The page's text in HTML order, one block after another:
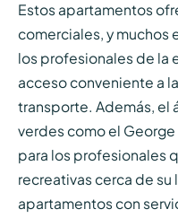
Estos apartamentos
comerciales, y muchos
los profesionales de la
acceso conveniente a
transporte. Además, el
verdes como el George
para los profesionales
recreativas cerca de su
apartamentos con